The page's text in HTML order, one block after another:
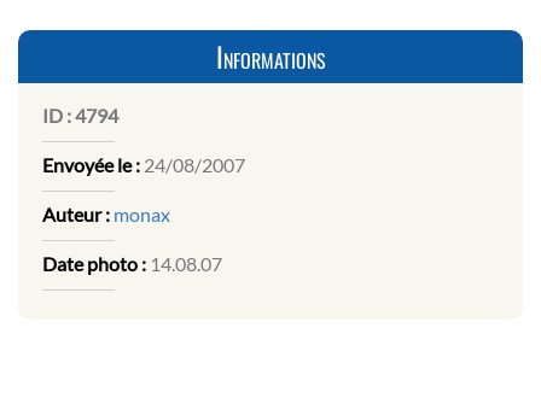
Informations
ID :4794
Envoyée le : 24/08/2007
Auteur : monax
Date photo : 14.08.07